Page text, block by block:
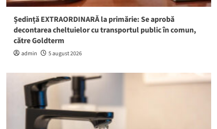
Ședință EXTRAORDINARĂ la primărie: Se aprobă
decontarea cheltuielor cu transportul public în comun,
către Goldterm
admin 5 august 2026